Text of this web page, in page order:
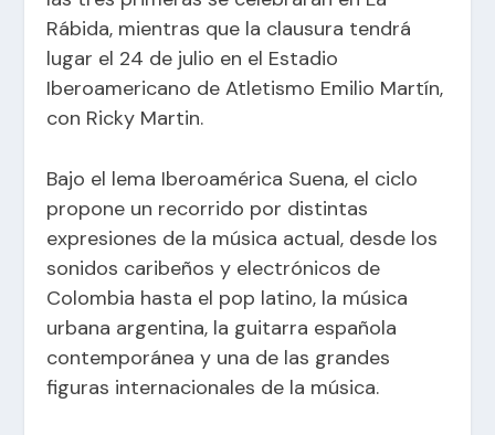
Rábida, mientras que la clausura tendrá
lugar el 24 de julio en el Estadio
Iberoamericano de Atletismo Emilio Martín,
con Ricky Martin.
Bajo el lema Iberoamérica Suena, el ciclo
propone un recorrido por distintas
expresiones de la música actual, desde los
sonidos caribeños y electrónicos de
Colombia hasta el pop latino, la música
urbana argentina, la guitarra española
contemporánea y una de las grandes
figuras internacionales de la música.